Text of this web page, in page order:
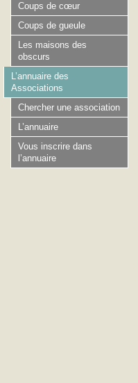
Coups de cœur
Coups de gueule
Les maisons des
obscurs
L’annuaire des
Associations
Chercher une association
L’annuaire
Vous inscrire dans
l’annuaire